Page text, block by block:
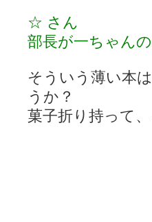
☆ さん
部長が一ちゃん
そういう薄い本
うか？
菓子折り持って